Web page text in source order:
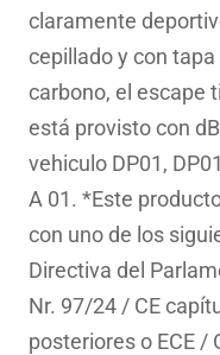
claramente
cepillado y con
carbono, el escape
está provisto con
vehiculo DP01,
A 01. *Este
con uno de los
Directiva del
Nr. 97/24 / CE
posteriores o ECE /